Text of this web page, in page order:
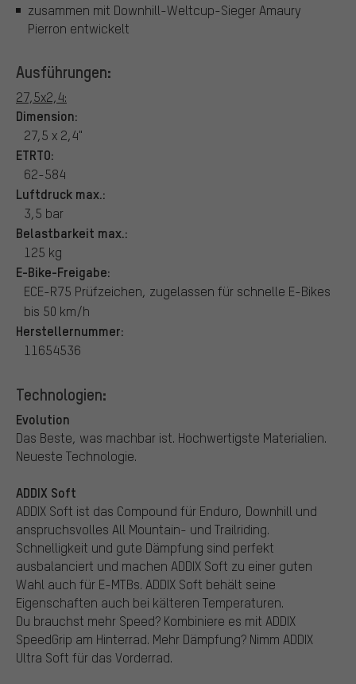
zusammen mit Downhill-Weltcup-Sieger Amaury
Pierron entwickelt
Ausführungen:
27,5x2,4:
Dimension:
27,5 x 2,4"
ETRTO:
62-584
Luftdruck max.:
3,5 bar
Belastbarkeit max.:
125 kg
E-Bike-Freigabe:
ECE-R75 Prüfzeichen, zugelassen für schnelle E-Bikes
bis 50 km/h
Herstellernummer:
11654536
Technologien:
Evolution
Das Beste, was machbar ist. Hochwertigste Materialien.
Neueste Technologie.
ADDIX Soft
ADDIX Soft ist das Compound für Enduro, Downhill und
anspruchsvolles All Mountain- und Trailriding.
Schnelligkeit und gute Dämpfung sind perfekt
ausbalanciert und machen ADDIX Soft zu einer guten
Wahl auch für E-MTBs. ADDIX Soft behält seine
Eigenschaften auch bei kälteren Temperaturen.
Du brauchst mehr Speed? Kombiniere es mit ADDIX
SpeedGrip am Hinterrad. Mehr Dämpfung? Nimm ADDIX
Ultra Soft für das Vorderrad.